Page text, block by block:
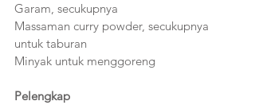
Garam, secukupnya
Massaman curry powder, secukupnya
untuk taburan
Minyak untuk menggoreng
Pelengkap